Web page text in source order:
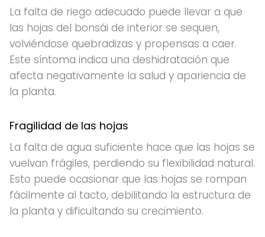
La falta de riego adecuado puede llevar a que
las hojas del bonsái de interior se sequen,
volviéndose quebradizas y propensas a caer.
Este síntoma indica una deshidratación que
afecta negativamente la salud y apariencia de
la planta.
Fragilidad de las hojas
La falta de agua suficiente hace que las hojas se
vuelvan frágiles, perdiendo su flexibilidad natural.
Esto puede ocasionar que las hojas se rompan
fácilmente al tacto, debilitando la estructura de
la planta y dificultando su crecimiento.